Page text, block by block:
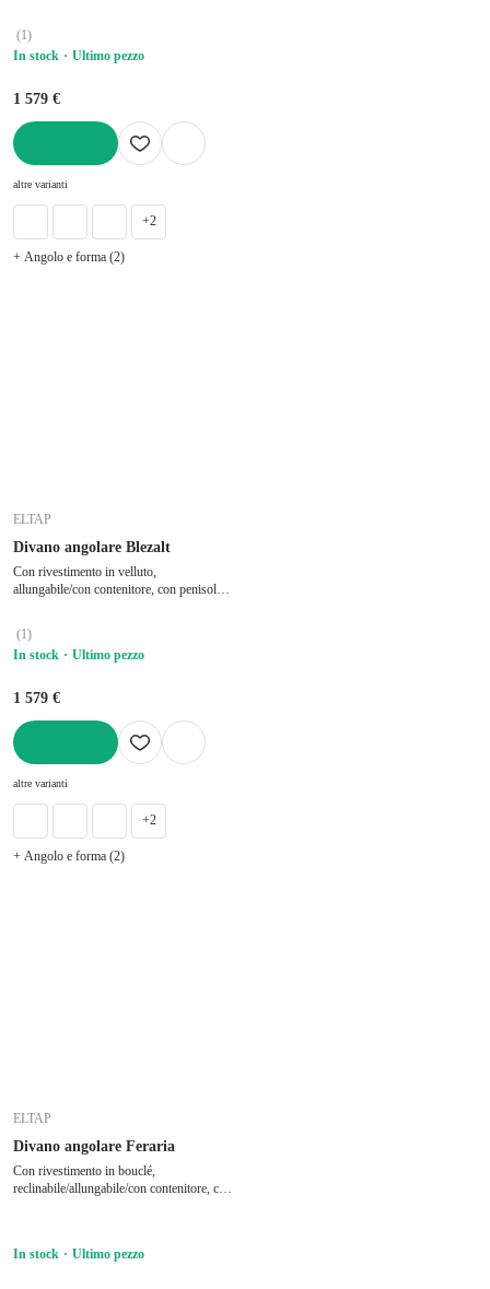
profondità totale 150 cm, profondità della
seduta 56 cm
(1)
In stock
Ultimo pezzo
1 579 €
altre varianti
+2
+ Angolo e forma (2)
ELTAP
Divano angolare Blezalt
Con rivestimento in velluto,
allungabile/con contenitore, con penisola a
profondità totale 150 cm, profondità della
seduta 56 cm
(1)
In stock
Ultimo pezzo
1 579 €
altre varianti
+2
+ Angolo e forma (2)
ELTAP
Divano angolare Feraria
Con rivestimento in bouclé,
reclinabile/allungabile/con contenitore, con
seduta 53 cm
In stock Ultimo pezzo